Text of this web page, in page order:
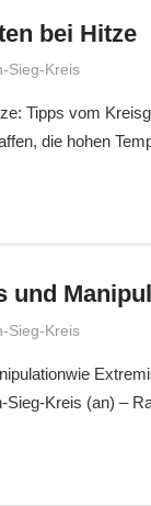
bei Hitze
Sieg-Kreis
Tipps vom
die hohen
und
Sieg-Kreis
Sieg-Kreis (an) –